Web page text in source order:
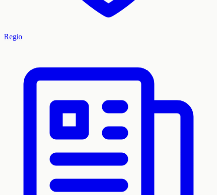
Regio